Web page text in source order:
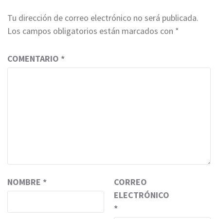
Tu dirección de correo electrónico no será publicada.
Los campos obligatorios están marcados con *
COMENTARIO *
NOMBRE *
CORREO
ELECTRÓNICO
*